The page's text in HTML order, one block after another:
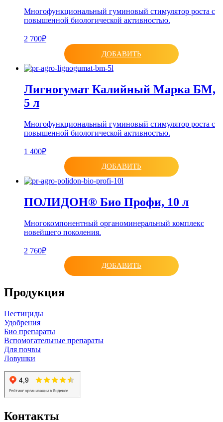
Многофункциональный гуминовый стимулятор роста с
повышенной биологической активностью.
2 700₽
ДОБАВИТЬ
Лигногумат Калийный Марка БМ,
5 л
Многофункциональный гуминовый стимулятор роста с
повышенной биологической активностью.
1 400₽
ДОБАВИТЬ
ПОЛИДОН® Био Профи, 10 л
Многокомпонентный органоминеральный комплекс
новейшего поколения.
2 760₽
ДОБАВИТЬ
Продукция
Пестициды
Удобрения
Био препараты
Вспомогательные препараты
Для почвы
Ловушки
Контакты